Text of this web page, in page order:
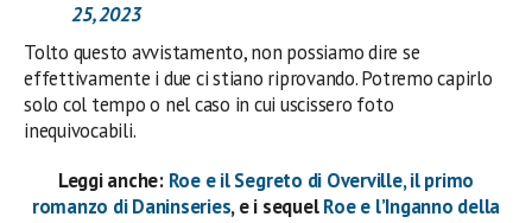
25, 2023
Tolto questo avvistamento, non possiamo dire se
effettivamente i due ci stiano riprovando. Potremo capirlo
solo col tempo o nel caso in cui uscissero foto
inequivocabili.
Leggi anche: Roe e il Segreto di Overville, il primo
romanzo di Daninseries, e i sequelRoe e l’Inganno della